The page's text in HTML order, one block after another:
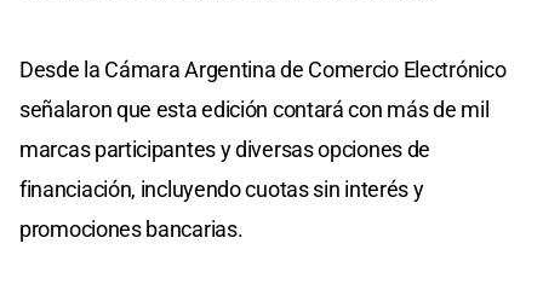
Desde la Cámara Argentina de Comercio Electrónico
señalaron que esta edición contará con más de mil
marcas participantes y diversas opciones de
financiación, incluyendo cuotas sin interés y
promociones bancarias.